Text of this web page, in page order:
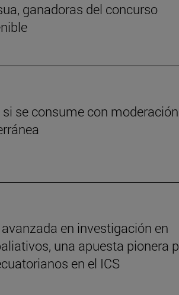
ganadoras del concurso
se consume con
en investigación en
una apuesta pionera
en el ICS